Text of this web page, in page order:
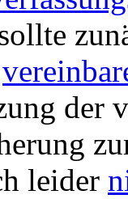
der
leider